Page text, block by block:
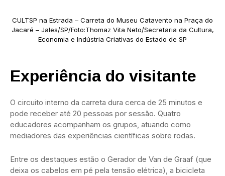
CULTSP na Estrada – Carreta do Museu Catavento na Praça do
Jacaré – Jales/SP/Foto:Thomaz Vita Neto/Secretaria da Cultura,
Economia e Indústria Criativas do Estado de SP
Experiência do visitante
O circuito interno da carreta dura cerca de 25 minutos e
pode receber até 20 pessoas por sessão. Quatro
educadores acompanham os grupos, atuando como
mediadores das experiências científicas sobre rodas.
Entre os destaques estão o Gerador de Van de Graaf (que
deixa os cabelos em pé pela tensão elétrica), a bicicleta